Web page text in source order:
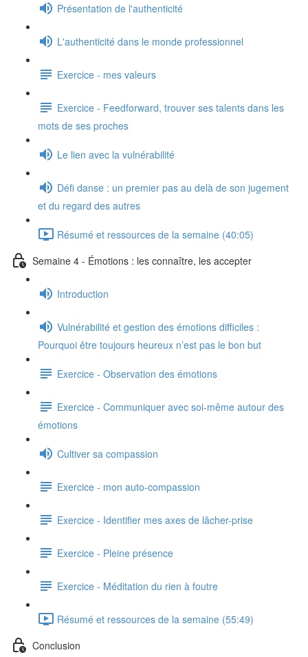
Présentation de l'authenticité
L'authenticité dans le monde professionnel
Exercice - mes valeurs
Exercice - Feedforward, trouver ses talents dans les
mots de ses proches
Le lien avec la vulnérabilité
Défi danse : un premier pas au delà de son jugement
et du regard des autres
Résumé et ressources de la semaine (40:05)
Semaine 4 - Émotions : les connaître, les accepter
Introduction
Vulnérabilité et gestion des émotions difficiles :
Pourquoi être toujours heureux n’est pas le bon but
Exercice - Observation des émotions
Exercice - Communiquer avec soi-même autour des
émotions
Cultiver sa compassion
Exercice - mon auto-compassion
Exercice - Identifier mes axes de lâcher-prise
Exercice - Pleine présence
Exercice - Méditation du rien à foutre
Résumé et ressources de la semaine (55:49)
Conclusion